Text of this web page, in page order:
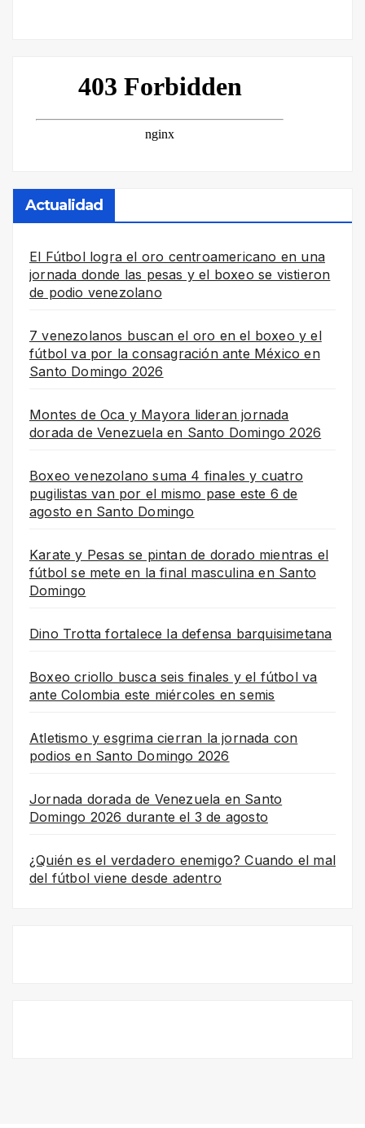
Actualidad
El Fútbol logra el oro centroamericano en una
jornada donde las pesas y el boxeo se vistieron
de podio venezolano
7 venezolanos buscan el oro en el boxeo y el
fútbol va por la consagración ante México en
Santo Domingo 2026
Montes de Oca y Mayora lideran jornada
dorada de Venezuela en Santo Domingo 2026
Boxeo venezolano suma 4 finales y cuatro
pugilistas van por el mismo pase este 6 de
agosto en Santo Domingo
Karate y Pesas se pintan de dorado mientras el
fútbol se mete en la final masculina en Santo
Domingo
Dino Trotta fortalece la defensa barquisimetana
Boxeo criollo busca seis finales y el fútbol va
ante Colombia este miércoles en semis
Atletismo y esgrima cierran la jornada con
podios en Santo Domingo 2026
Jornada dorada de Venezuela en Santo
Domingo 2026 durante el 3 de agosto
¿Quién es el verdadero enemigo? Cuando el mal
del fútbol viene desde adentro